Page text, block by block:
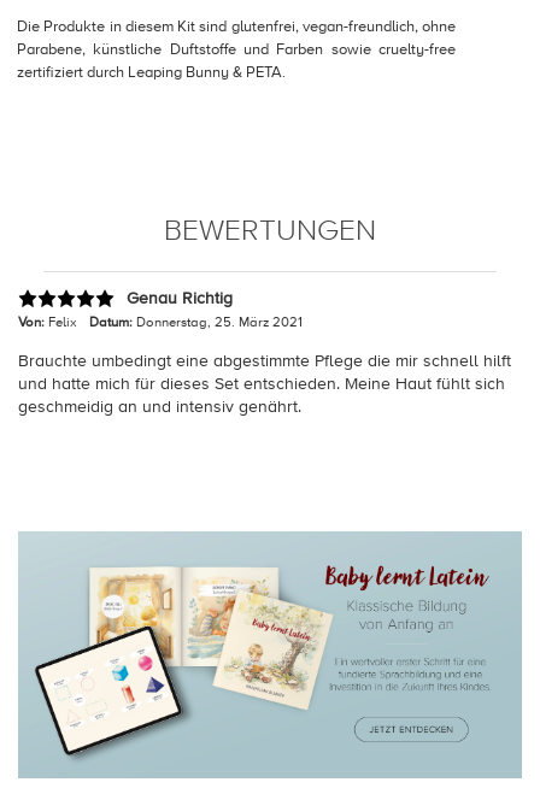
Die Produkte in diesem Kit sind glutenfrei, vegan-freundlich, ohne
Parabene, künstliche Duftstoffe und Farben sowie cruelty-free
zertifiziert durch Leaping Bunny & PETA.
BEWERTUNGEN
Genau Richtig
Von: Felix Datum: Donnerstag, 25. März 2021
Brauchte umbedingt eine abgestimmte Pflege die mir schnell hilft
und hatte mich für dieses Set entschieden. Meine Haut fühlt sich
geschmeidig an und intensiv genährt.